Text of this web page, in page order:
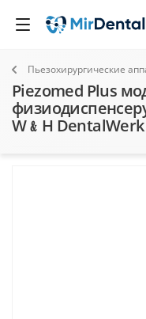
Пьезохирургические
Piezomed Plus
W﹠H